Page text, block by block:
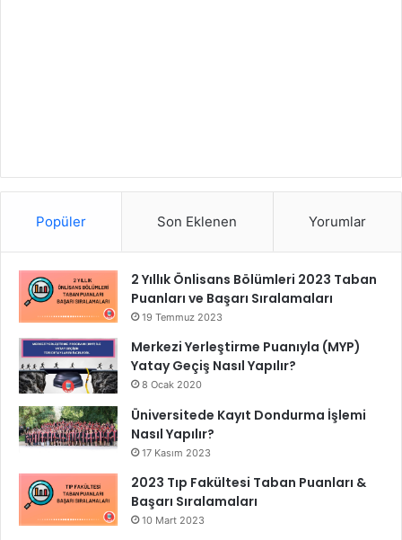
Popüler Son Eklenen Yorumlar
2 Yıllık Önlisans Bölümleri 2023 Taban
Puanları ve Başarı Sıralamaları
19 Temmuz 2023
Merkezi Yerleştirme Puanıyla (MYP)
Yatay Geçiş Nasıl Yapılır?
8 Ocak 2020
Üniversitede Kayıt Dondurma İşlemi
Nasıl Yapılır?
17 Kasım 2023
2023 Tıp Fakültesi Taban Puanları &
Başarı Sıralamaları
10 Mart 2023